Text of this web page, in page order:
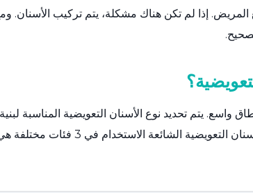
المريض. إذا لم تكن هناك مشكلة، يتم تركيب الأسنان.
واسع. يتم تحديد نوع الأسنان التعويضية المناسبة
ومن ثم يتم إعدادها. تُصنف أنواع